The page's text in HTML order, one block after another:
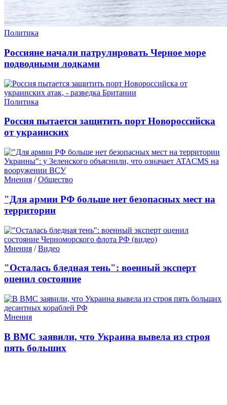
Политика
Россияне начали патрулировать Черное море
подводными лодками
Политика
Россия пытается защитить порт Новороссийска
от украинских
Мнения /Общество
"Для армии РФ больше нет безопасных мест на
территории
Мнения /Видео
"Осталась бледная тень": военный эксперт
оценил состояние
Мнения
В ВМС заявили, что Украина вывела из строя
пять больших